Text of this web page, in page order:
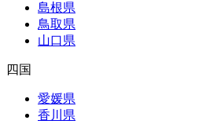
島根県
鳥取県
山口県
四国
愛媛県
香川県